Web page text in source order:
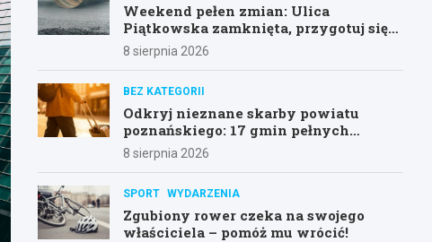
Weekend pełen zmian: Ulica
Piątkowska zamknięta, przygotuj się
na objazdy!
8 sierpnia 2026
BEZ KATEGORII
Odkryj nieznane skarby powiatu
poznańskiego: 17 gmin pełnych
atrakcji!
8 sierpnia 2026
SPORT WYDARZENIA
Zgubiony rower czeka na swojego
właściciela – pomóż mu wrócić!